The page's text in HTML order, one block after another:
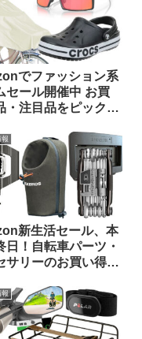
でファッション系
セール開催中 お買
・注目品をピックア
新生活セール、本
日！自転車パーツ・
サリーのお買い得品
報